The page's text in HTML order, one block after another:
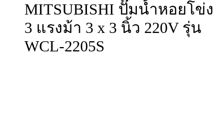
MITSUBISHI ปั๊มน้ำหอยโข่ง
3 แรงม้า 3 x 3 นิ้ว 220V รุ่น
WCL-2205S